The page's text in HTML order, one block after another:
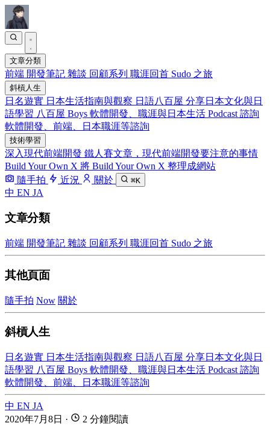
文章分類
前端 開發筆記 雜談 回顧系列 職涯回首 Sudo 之旅
斜槓人生
日名遊實 日本生活指南與觀察 日語八百屋 分享日本文化與日
語學習 八百屋 Boys 軟體開發、職涯與日本生活 Podcast 諮詢
軟體開發、前端、日本職涯等諮詢
技術學習
深入現代前端開發 鐵人賽文章，現代前端開發要注意的事情
Build Your Own X 將 Build Your Own X 整理成網站
隨手拍
近況 關於 ⌘K
中 EN JA
文章分類
前端 開發筆記 雜談 回顧系列 職涯回首 Sudo 之旅
其他頁面
隨手拍 Now 關於
斜槓人生
日名遊實 日本生活指南與觀察 日語八百屋 分享日本文化與日
語學習 八百屋 Boys 軟體開發、職涯與日本生活 Podcast 諮詢
軟體開發、前端、日本職涯等諮詢
中 EN JA
2020年7月8日 · 2 分鐘閱讀